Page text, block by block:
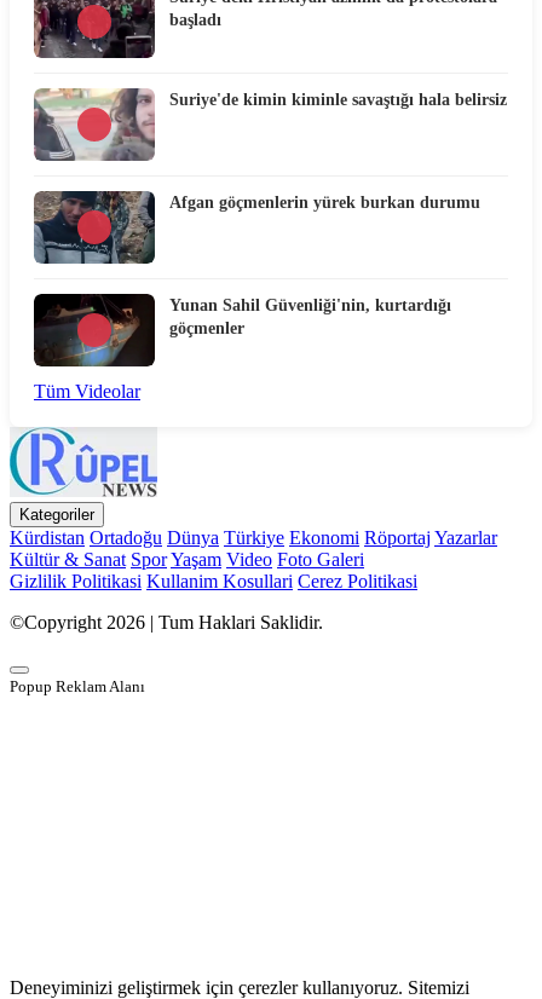
başladı
Suriye'de kimin kiminle savaştığı hala belirsiz
Afgan göçmenlerin yürek burkan durumu
Yunan Sahil Güvenliği'nin, kurtardığı
göçmenler
Tüm Videolar
Kategoriler
Kürdistan Ortadoğu Dünya Türkiye Ekonomi Röportaj Yazarlar
Kültür & Sanat SporYaşam Video Foto Galeri
Gizlilik Politikasi Kullanim Kosullari Cerez Politikasi
©Copyright 2026 | Tum Haklari Saklidir.
Popup Reklam Alanı
Deneyiminizi geliştirmek için çerezler kullanıyoruz. Sitemizi